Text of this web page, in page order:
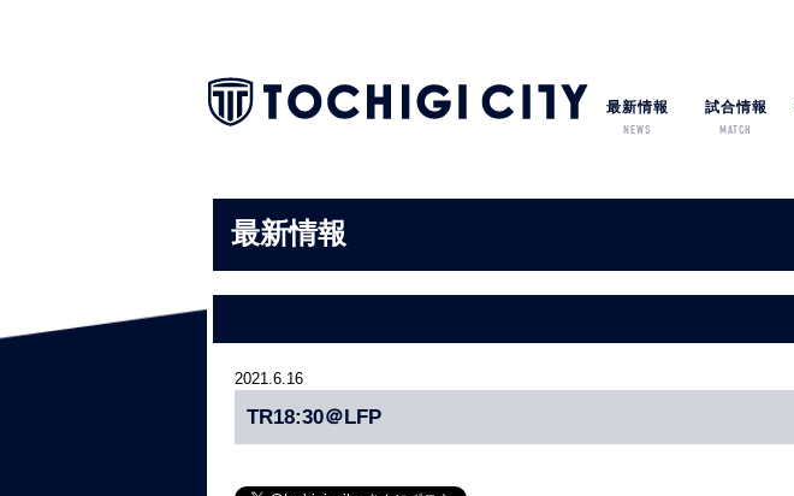
最新情報
NEWS
試合情報
MATCH
最新情報
2021.6.16
TR18:30＠LFP